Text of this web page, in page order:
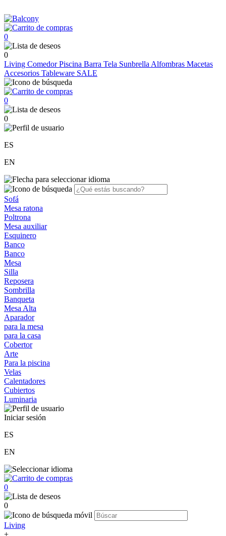
0
0
Living ComedorPiscina Barra Tela Sunbrella Alfombras Macetas
Accesorios Tableware SALE
0
0
ES
EN
Sofá
Mesa ratona
Poltrona
Mesa auxiliar
Esquinero
Banco
Banco
Mesa
Silla
Reposera
Sombrilla
Banqueta
Mesa Alta
Aparador
para la mesa
para la casa
Cobertor
Arte
Para la piscina
Velas
Calentadores
Cubiertos
Luminaria
Iniciar sesión
ES
EN
0
0
Living
+